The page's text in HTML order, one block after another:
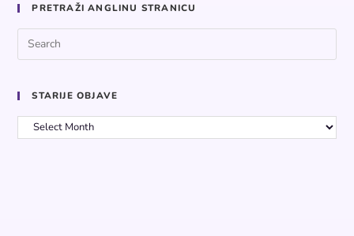
PRETRAŽI ANGLINU STRANICU
STARIJE OBJAVE